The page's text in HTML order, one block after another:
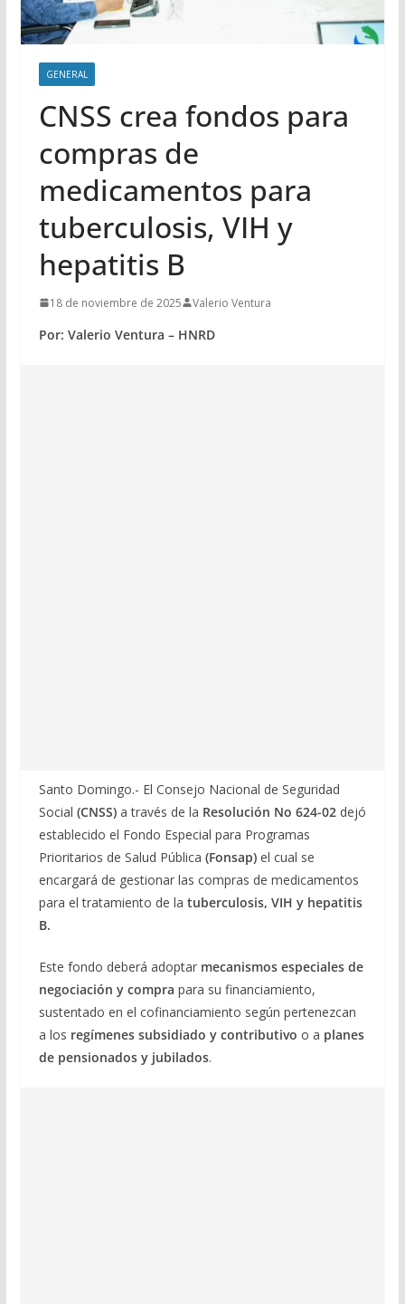
GENERAL
CNSS crea fondos para
compras de
medicamentos para
tuberculosis, VIH y
hepatitis B
18 de noviembre de 2025 Valerio Ventura
Por: Valerio Ventura – HNRD
Santo Domingo.- El Consejo Nacional de Seguridad
Social (CNSS)a través de la Resolución No 624-02 dejó
establecido el Fondo Especial para Programas
Prioritarios de Salud Pública (Fonsap) el cual se
encargará de gestionar las compras de medicamentos
para el tratamiento de la tuberculosis, VIH y hepatitis
B.
Este fondo deberá adoptar mecanismos especiales de
negociación y compra para su financiamiento,
sustentado en el cofinanciamiento según pertenezcan
a los regímenes subsidiado y contributivo o a planes
de pensionados y jubilados.